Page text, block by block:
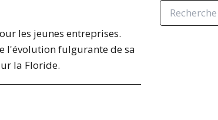
les jeunes entreprises.
l'évolution fulgurante de sa
la Floride.